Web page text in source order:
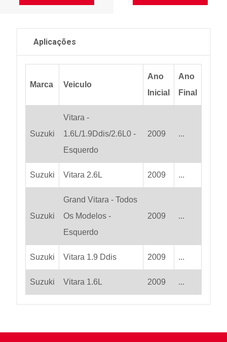
Aplicações
Marca Veiculo
Ano
Inicial
Ano
Final
Suzuki
Vitara -
1.6L/1.9Ddis/2.6L0 -
Esquerdo
2009 ...
Suzuki Vitara 2.6L 2009 ...
Suzuki
Grand Vitara - Todos
Os Modelos -
Esquerdo
2009 ...
Suzuki Vitara 1.9 Ddis 2009 ...
Suzuki Vitara 1.6L 2009 ...